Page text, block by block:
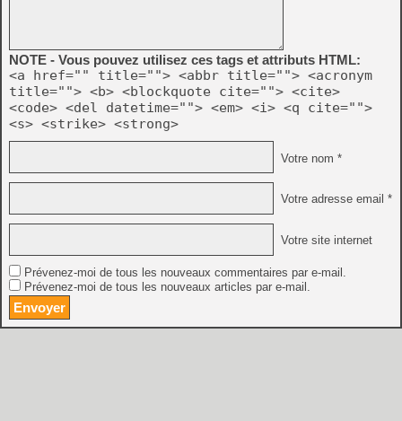
NOTE - Vous pouvez utilisez ces tags et attributs HTML:
<a href="" title=""> <abbr title=""> <acronym
title=""> <b> <blockquote cite=""> <cite>
<code> <del datetime=""> <em> <i> <q cite="">
<s> <strike> <strong>
Votre nom *
Votre adresse email *
Votre site internet
Prévenez-moi de tous les nouveaux commentaires par e-mail.
Prévenez-moi de tous les nouveaux articles par e-mail.